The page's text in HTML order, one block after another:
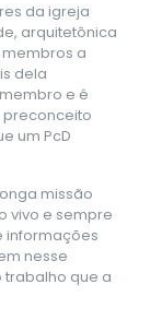
da igreja
arquitetônica
a
dela
e é
preconceito
um PcD
missão
vivo e sempre
informações
nesse
trabalho que a